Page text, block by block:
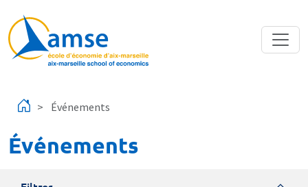
Événements
Événements